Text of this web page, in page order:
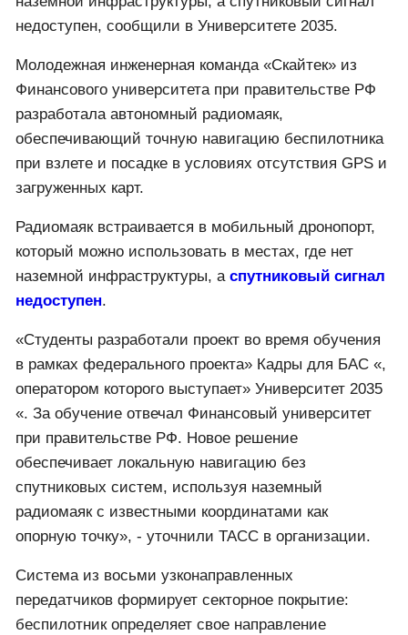
недоступен, сообщили в Университете 2035.
Молодежная инженерная команда «Скайтек» из
Финансового университета при правительстве РФ
разработала автономный радиомаяк,
обеспечивающий точную навигацию беспилотника
при взлете и посадке в условиях отсутствия GPS и
загруженных карт.
Радиомаяк встраивается в мобильный дронопорт,
который можно использовать в местах, где нет
наземной инфраструктуры, а спутниковый сигнал
недоступен.
«Студенты разработали проект во время обучения
в рамках федерального проекта» Кадры для БАС «,
оператором которого выступает» Университет 2035
«. За обучение отвечал Финансовый университет
при правительстве РФ. Новое решение
обеспечивает локальную навигацию без
спутниковых систем, используя наземный
радиомаяк с известными координатами как
опорную точку», - уточнили ТАСС в организации.
Система из восьми узконаправленных
передатчиков формирует секторное покрытие:
беспилотник определяет свое направление